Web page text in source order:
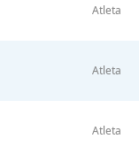
Atleta
Atleta
Atleta